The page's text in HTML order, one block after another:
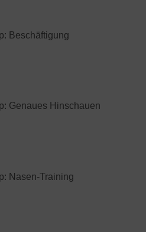
Beschäftigung
Genaues Hinschauen
Nasen-Training